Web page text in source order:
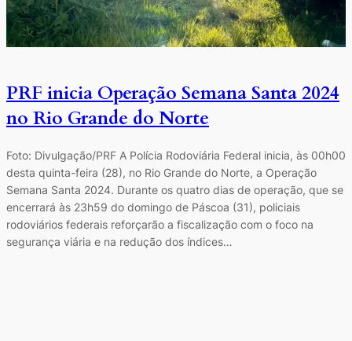
PRF inicia Operação Semana Santa 2024
no Rio Grande do Norte
Foto: Divulgação/PRF A Polícia Rodoviária Federal inicia, às 00h00
desta quinta-feira (28), no Rio Grande do Norte, a Operação
Semana Santa 2024. Durante os quatro dias de operação, que se
encerrará às 23h59 do domingo de Páscoa (31), policiais
rodoviários federais reforçarão a fiscalização com o foco na
segurança viária e na redução dos índices…